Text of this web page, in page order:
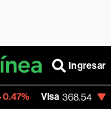
Ingresar
368.54 -0.28%